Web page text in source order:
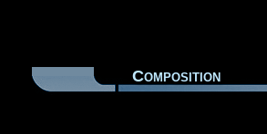
Composition